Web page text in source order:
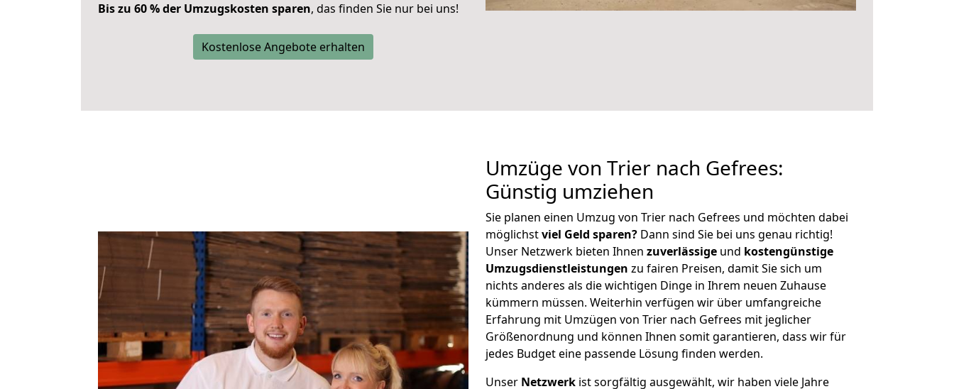
Bis zu 60 % der Umzugskosten sparen, das finden Sie nur bei uns!
Kostenlose Angebote erhalten
Umzüge von Trier nach Gefrees:
Günstig umziehen
Sie planen einen Umzug von Trier nach Gefrees und möchten dabei
möglichstviel Geld sparen? Dann sind Sie bei uns genau richtig!
Unser Netzwerk bieten Ihnen zuverlässige und kostengünstige
Umzugsdienstleistungen zu fairen Preisen, damit Sie sich um
nichts anderes als die wichtigen Dinge in Ihrem neuen Zuhause
kümmern müssen. Weiterhin verfügen wir über umfangreiche
Erfahrung mit Umzügen von Trier nach Gefrees mit jeglicher
Größenordnung und können Ihnen somit garantieren, dass wir für
jedes Budget eine passende Lösung finden werden.
Unser Netzwerk ist sorgfältig ausgewählt, wir haben viele Jahre